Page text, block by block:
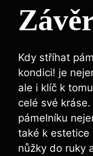
Kdy stříhat
kondici! je
ale i klíč k
celé své
pámelníku
také k estetice
nůžky do ruky